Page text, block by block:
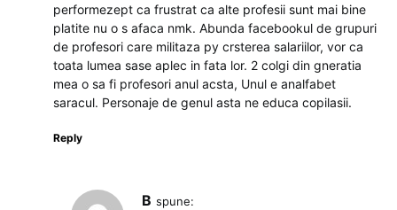
performezept ca frustrat ca alte profesii sunt mai bine
platite nu o s afaca nmk. Abunda facebookul de grupuri
de profesori care militaza py crsterea salariilor, vor ca
toata lumea sase aplec in fata lor. 2 colgi din gneratia
mea o sa fi profesori anul acsta, Unul e analfabet
saracul. Personaje de genul asta ne educa copilasii.
Reply
B spune: